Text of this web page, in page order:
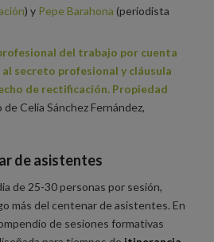
) y Pepe Barahona (periodista
del trabajo por cuenta
al secreto profesional y cláusula
de rectificación. Propiedad
de Celia Sánchez Fernández,
de asistentes
de 25-30 personas por sesión,
más del centenar de asistentes. En
de sesiones formativas